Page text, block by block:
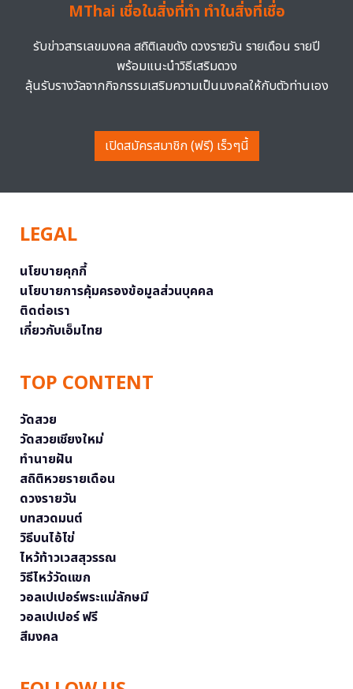
MThai เชื่อในสิ่งที่ทำ ทำในสิ่งที่เชื่อ
รับข่าวสารเลขมงคล สถิติเลขดัง ดวงรายวัน รายเดือน รายปี
พร้อมแนะนำวิธีเสริมดวง
ลุ้นรับรางวัลจากกิจกรรมเสริมความเป็นมงคลให้กับตัวท่านเอง
เปิดสมัครสมาชิก (ฟรี) เร็วๆนี้
LEGAL
นโยบายคุกกี้
นโยบายการคุ้มครองข้อมูลส่วนบุคคล
ติดต่อเรา
เกี่ยวกับเอ็มไทย
TOP CONTENT
วัดสวย
วัดสวยเชียงใหม่
ทำนายฝัน
สถิติหวยรายเดือน
ดวงรายวัน
บทสวดมนต์
วิธีบนไอ้ไข่
ไหว้ท้าวเวสสุวรรณ
วิธีไหว้วัดแขก
วอลเปเปอร์พระแม่ลักษมี
วอลเปเปอร์ ฟรี
สีมงคล